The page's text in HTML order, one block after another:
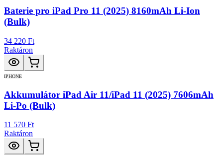
Baterie pro iPad Pro 11 (2025) 8160mAh Li-Ion
(Bulk)
34 220 Ft
Raktáron
IPHONE
Akkumulátor iPad Air 11/iPad 11 (2025) 7606mAh
Li-Po (Bulk)
11 570 Ft
Raktáron